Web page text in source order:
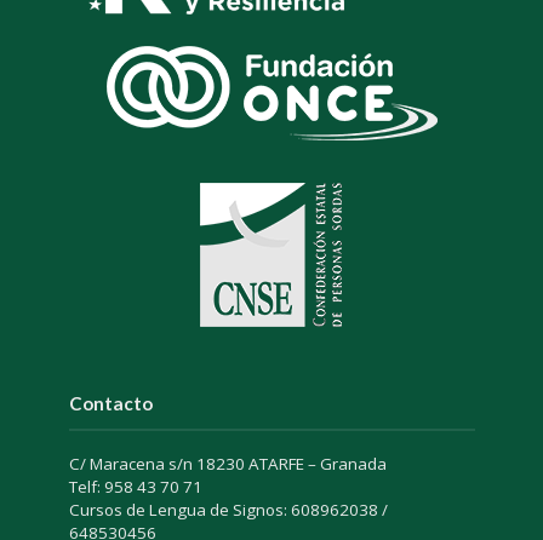
Contacto
C/ Maracena s/n 18230 ATARFE – Granada
Telf: 958 43 70 71
Cursos de Lengua de Signos: 608962038 /
648530456